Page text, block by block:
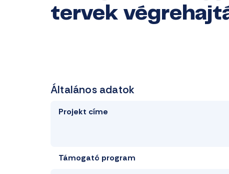
tervek
Általános adatok
Projekt címe
Támogató program